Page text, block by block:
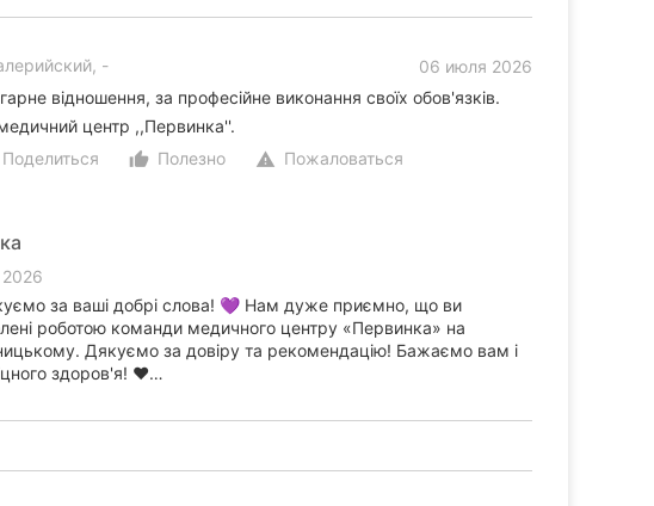
-
06 июля 2026
відношення, за професійне виконання своїх обов'язків.
центр ,,Первинка''.
Поделиться thumb_up_alt
Полезно warning Пожаловаться
за ваші добрі слова! 💜 Нам дуже приємно, що ви
роботою команди медичного центру «Первинка» на
Дякуємо за довіру та рекомендацію! Бажаємо вам і
здоров'я! ❤️…